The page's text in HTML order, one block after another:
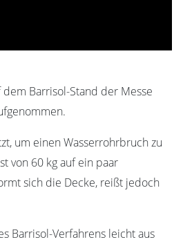
Barrisol-Stand der Messe
um einen Wasserrohrbruch zu
von 60 kg auf ein paar
sich die Decke, reißt jedoch
Barrisol-Verfahrens leicht aus